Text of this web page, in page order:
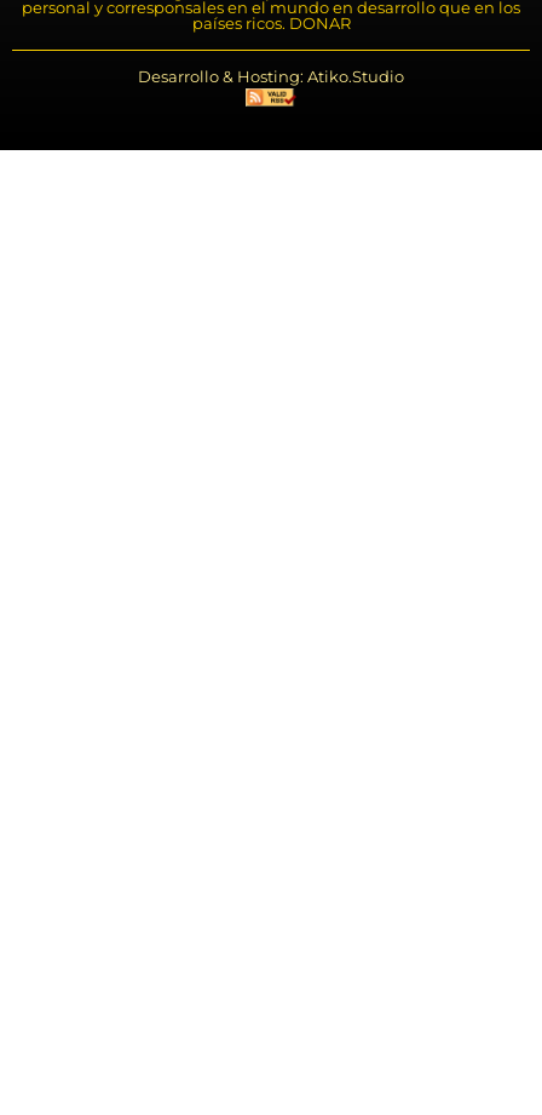
personal y corresponsales en el mundo en desarrollo que en los
países ricos. DONAR
Desarrollo & Hosting: Atiko.Studio